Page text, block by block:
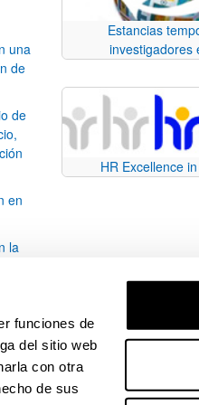
funciones de
del sitio web
con otra
de sus
una
de
de
en
la
desplazarse.
Estancias
investigadores
HR Excellence